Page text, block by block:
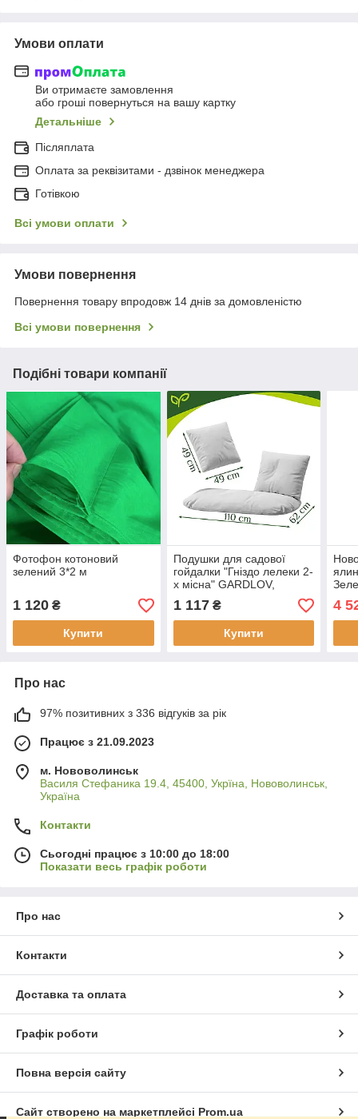
Умови оплати
Ви отримаєте замовлення
або гроші повернуться на вашу картку
Детальніше
Післяплата
Оплата за реквізитами - дзвінок менеджера
Готівкою
Всі умови оплати
Умови повернення
Повернення товару впродовж 14 днів за домовленістю
Всі умови повернення
Подібні товари компанії
Фотофон котоновий
зелений 3*2 м
1 120 ₴
Купити
Подушки для садової
гойдалки "Гніздо лелеки 2-
х місна" GARDLOV,
двомісна
1 117₴
Купити
4
Про нас
97% позитивних з 336 відгуків за рік
Працює з 21.09.2023
м. Нововолинськ
Василя Стефаника 19.4, 45400, Укрїна, Нововолинськ,
Україна
Контакти
Сьогодні працює з 10:00 до 18:00
Показати весь графік роботи
Про нас
Контакти
Доставка та оплата
Графік роботи
Повна версія сайту
Сайт створено на маркетплейсі Prom.ua